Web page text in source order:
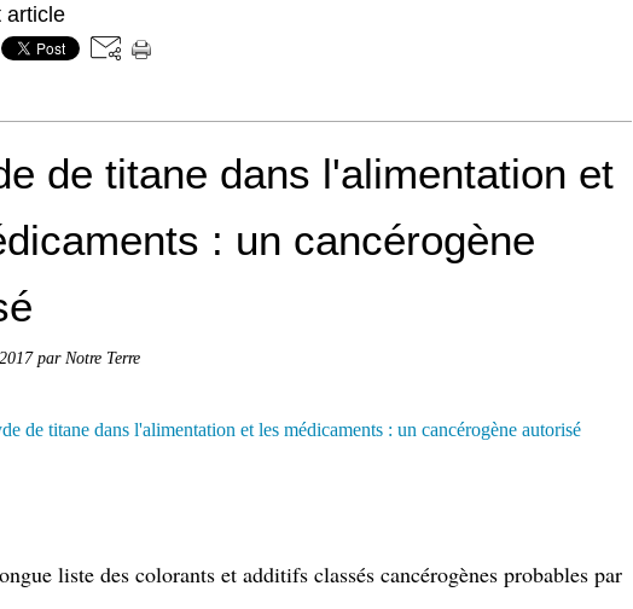
article
de titane dans l'alimentation et
: un cancérogène
par Notre Terre
liste des colorants et additifs classés cancérogènes probables par